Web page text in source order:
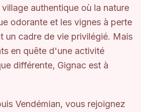
authentique où la nature
odorante et les vignes à perte
un cadre de vie privilégié. Mais
en quête d'une activité
différente, Gignac est à
Vendémian, vous rejoignez